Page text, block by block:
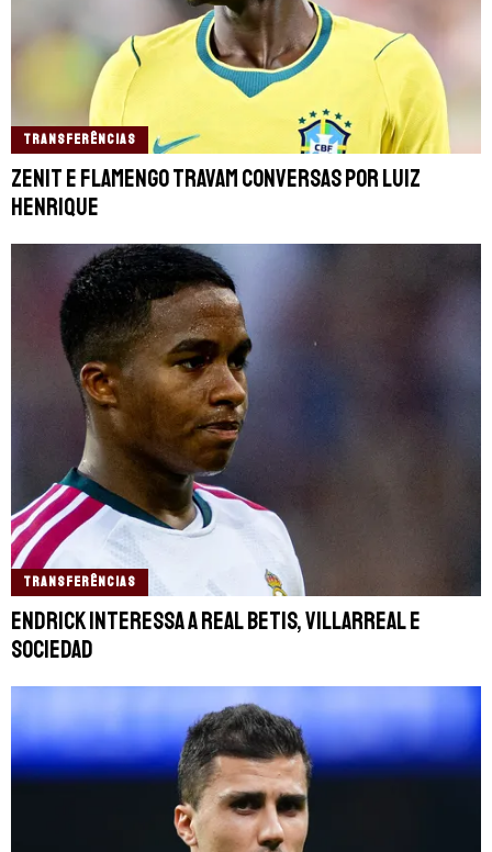
TRANSFERÊNCIAS
Zenit e Flamengo travam conversas por Luiz
Henrique
TRANSFERÊNCIAS
Endrick interessa a Real Betis, Villarreal e
Sociedad